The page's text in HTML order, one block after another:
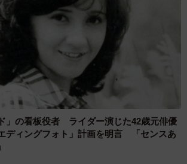
」の看板役者 ライダー演じた42歳元俳優
ディングフォト」計画を明言 「センスあ